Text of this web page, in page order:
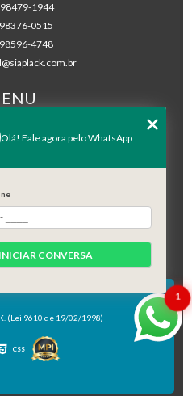
1944
0515
4748
DO SITE
(Lei 9610 de 19/02/1998)
CSS
1
Olá! Fale agora pelo WhatsApp
INICIAR CONVERSA